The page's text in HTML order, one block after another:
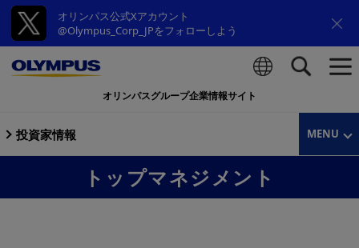
オリンパス公式Xアカウント
@Olympus_Corp_JPをフォローしよう
オリンパスグループ企業情報サイト
投資家情報 MENU
トップマネジメント